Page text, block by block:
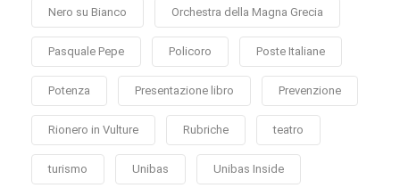
Nero su Bianco Orchestra della Magna Grecia
Pasquale Pepe Policoro Poste Italiane
Potenza Presentazione libro Prevenzione
Rionero in Vulture Rubriche teatro
turismo Unibas Unibas Inside